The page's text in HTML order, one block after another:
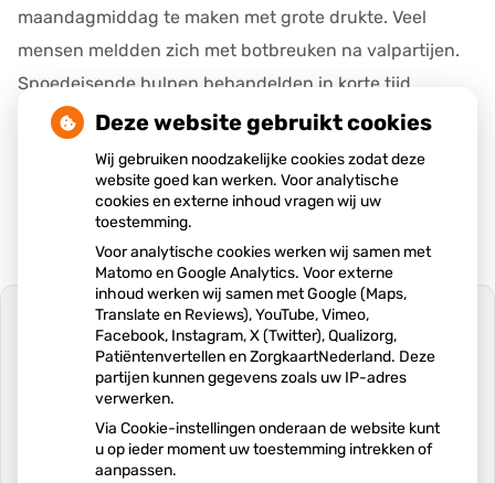
maandagmiddag te maken met grote drukte. Veel
mensen meldden zich met botbreuken na valpartijen.
Spoedeisende hulpen behandelden in korte tijd
uitzonderlijk veel patiënten, waardoor wachttijden
opliepen en ziekenhuizen extra personeel inzetten om
de toestroom aan te kunnen.
U heeft geen toestemming gegeven
voorexterne inhoud
te zien.
Cookie-instellingen wijzigen
Deze website gebruikt cookies
Wij gebruiken noodzakelijke cookies zodat deze
website goed kan werken. Voor analytische
cookies en externe inhoud vragen wij uw
toestemming.
Voor analytische cookies werken wij samen met
Matomo en Google Analytics. Voor externe
inhoud werken wij samen met Google (Maps,
Translate en Reviews), YouTube, Vimeo,
Facebook, Instagram, X (Twitter), Qualizorg,
Patiëntenvertellen en ZorgkaartNederland. Deze
partijen kunnen gegevens zoals uw IP-adres
verwerken.
Via Cookie-instellingen onderaan de website kunt
u op ieder moment uw toestemming intrekken of
aanpassen.